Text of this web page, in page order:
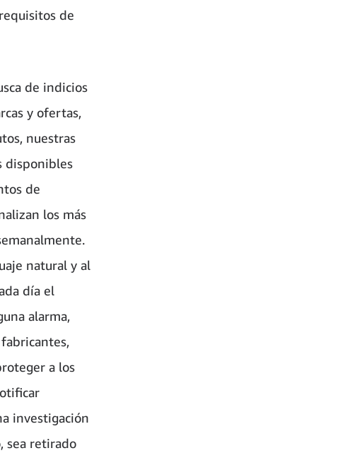
de
de indicios
y ofertas,
nuestras
disponibles
de
los más
natural y al
día el
alarma,
a los
investigación
sea retirado